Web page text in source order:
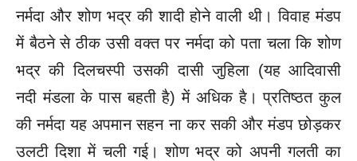
नर्मदा और शोण भद्र की शादी होने वाली थी। विवाह मंडप
में बैठने से ठीक उसी वक्त पर नर्मदा को पता चला कि शोण
भद्र की दिलचस्पी उसकी दासी जुहिला (यह आदिवासी
नदी मंडला के पास बहती है) में अधिक है। प्रतिष्ठत कुल
की नर्मदा यह अपमान सहन ना कर सकी और मंडप छोड़कर
उलटी दिशा में चली गई। शोण भद्र को अपनी गलती का